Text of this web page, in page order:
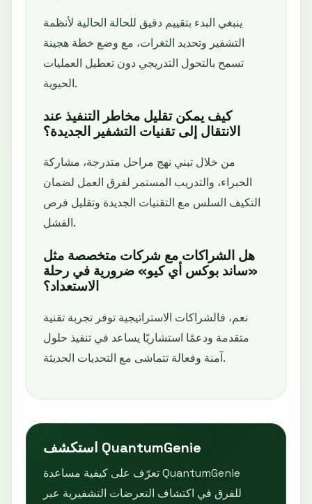
ينبغي البدء بتقييم دقيق للحالة الحالية لأنظمة
التشفير وتحديد الثغرات، مع وضع خطة هجينة
تسمح بالتحول التدريجي دون تعطيل العمليات
الحيوية.
كيف يمكن تقليل مخاطر التنفيذ عند
الانتقال إلى تقنيات التشفير الجديدة؟
من خلال تبني نهج مراحل متدرجة، مشاركة
الخبراء، والتدريب المستمر لفرق العمل لضمان
التكيف السلس مع التقنيات الجديدة وتقليل فرص
الفشل.
هل الشراكات مع شركات متخصصة مثل
«ساند بوكس أي كيو» ضرورية في رحلة
الاستعداد؟
نعم، فالشراكات الاستراتيجية توفر تجربة تقنية
متقدمة ودعمًا استشاريًا يساعد في تنفيذ حلول
آمنة وفعالة تتماشى مع التحديات الحديثة.
استكشف QuantumGenie
تعرّف على كيفية مساعدة QuantumGenie
للفرق في اكتشاف التعرضات التشفيرية عبر